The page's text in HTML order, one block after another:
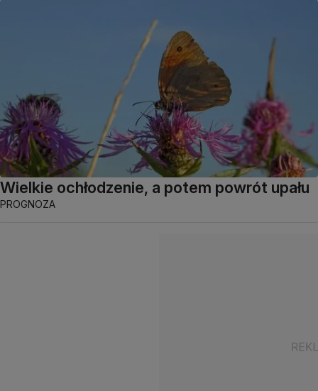
Wielkie ochłodzenie, a potem powrót upału
PROGNOZA